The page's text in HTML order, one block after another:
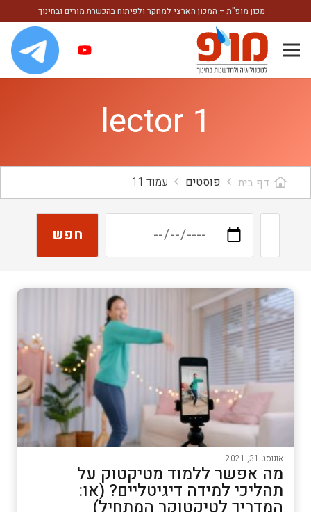
מכון מופ"ת – המכון הארצי למחקר ולפיתוח בהכשרת מורים ובחינוך
lector 1
דף בית פוסטים עמוד 11
חפש
אוגוסט 31, 2021
מה אפשר ללמוד מטיקטוק על
תהליכי למידה דיגיטליים? (או: